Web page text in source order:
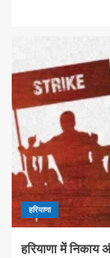
हरियाणा
हरियाणा में निकाय